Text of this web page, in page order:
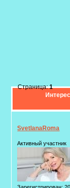
Страница:1
SvetlanaRoma
Активный участник
Зарегистрирован: